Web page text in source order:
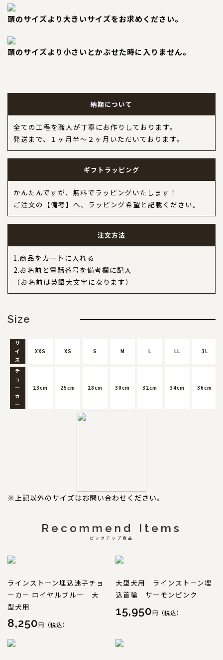
モデルさん募集中！
納期について
軽井沢わんストーンへご来店のお客様へ
BLOG ブログ
頭のサイズより大きいサイズをお求めください。
頭のサイズより小さいとかぶせた時に入りません。
納期について
全ての工程を職人が丁寧にお作りしております。
発送まで、１ヶ月半～２ヶ月いただいております。
ギフトラッピング
かんたんですが、無料でラッピングいたします！
ご注文の【備考】へ、ラッピング希望と記載ください。
注文方法
1.商品をカートに入れる
2.お名前と電話番号を備考欄に記入
（お名前は英語大文字になります）
Size
サ
イ
ズ
XXS XS S M L LL 3L
チ
ョ
ー
カ
ー
23cm 25cm 28cm 30cm 32cm 34cm 36cm
※上記以外のサイズはお問い合わせください。
Recommend Items
ピックアップ商品
ラインストーン埋込迷子チョ
ーカー ロイヤルブルー 大
型犬用
8,250円（税込）
大型犬用 ラインストーン埋
込首輪 サーモンピンク
15,950円（税込）